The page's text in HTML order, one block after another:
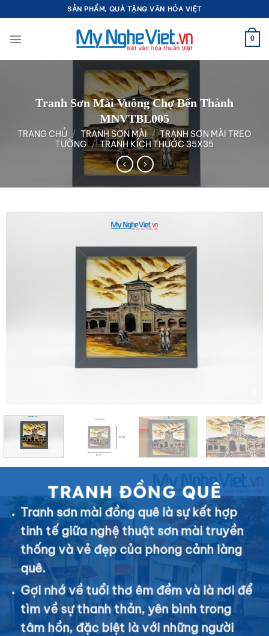
qua
nội
SẢN PHẨM, QUÀ TẶNG VĂN HÓA VIỆT
0
Tranh Sơn Mài Vuông Chợ Bến Thành
MNVTBL005
TRANG CHỦ / TRANH SƠN MÀI / TRANH SƠN MÀI TREO
TƯỜNG / TRANH KÍCH THƯỚC 35X35
TRANH ĐỒNG QUÊ
Tranh sơn mài đồng quê là sự kết hợp
tinh tế giữa nghệ thuật sơn mài truyền
thống và vẻ đẹp của phong cảnh làng
quê.
Gợi nhớ về tuổi thơ êm đềm và là nơi để
tìm về sự thanh thản, yên bình trong
tâm hồn, đặc biệt là với những người